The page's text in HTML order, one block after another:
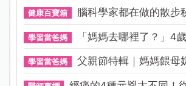
健康百寶箱 腦科學家都在做的散步
學習當爸媽 「媽媽去哪裡了？」4
學習當爸媽 父親節特輯｜媽媽餵母